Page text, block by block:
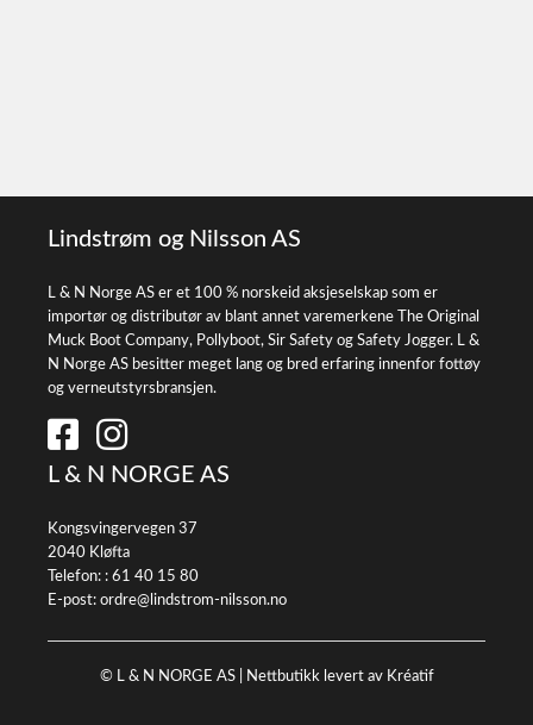
Lindstrøm og Nilsson AS
L & N Norge AS er et 100 % norskeid aksjeselskap som er
importør og distributør av blant annet varemerkene The Original
Muck Boot Company, Pollyboot, Sir Safety og Safety Jogger. L &
N Norge AS besitter meget lang og bred erfaring innenfor fottøy
og verneutstyrsbransjen.
L & N NORGE AS
Kongsvingervegen 37
2040 Kløfta
Telefon: : 61 40 15 80
E-post: ordre@lindstrom-nilsson.no
© L & N NORGE AS | Nettbutikk levert av Kréatif